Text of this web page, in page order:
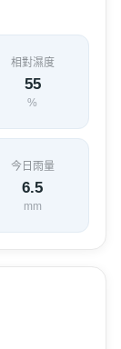
相對濕度
55
%
今日雨量
6.5
mm